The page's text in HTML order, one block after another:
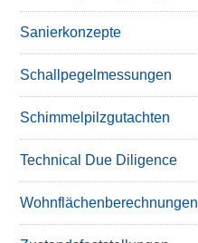
Sanierkonzepte
Schallpegelmessungen
Schimmelpilzgutachten
Technical Due Diligence
Wohnflächenberechnungen